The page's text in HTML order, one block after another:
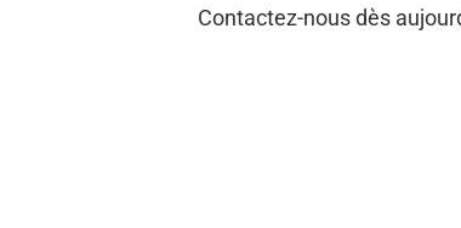
Contactez-nous dès